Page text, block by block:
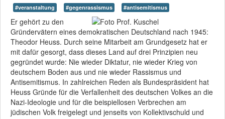
#veranstaltung #gegenrassismus #antisemitismus
Er gehört zu den
Gründervätern eines demokratischen Deutschland nach 1945:
Theodor Heuss. Durch seine Mitarbeit am Grundgesetz hat er
mit dafür gesorgt, dass dieses Land auf drei Prinzipien neu
gegründet wurde: Nie wieder Diktatur, nie wieder Krieg von
deutschem Boden aus und nie wieder Rassismus und
Antisemitismus. In zahlreichen Reden als Bundespräsident hat
Heuss Gründe für die Verfallenheit des deutschen Volkes an die
Nazi-Ideologie und für die beispiellosen Verbrechen am
jüdischen Volk freigelegt und jenseits von Kollektivschuld und